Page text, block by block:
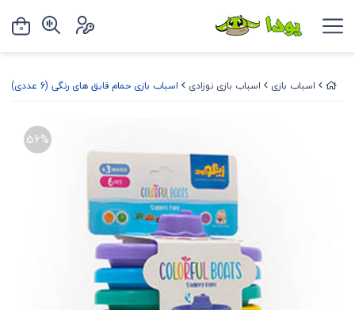
اسباب بازی اسباب بازی نوزادی اسباب بازی حمام قایق های رنگی (6 عددی)
56%
0